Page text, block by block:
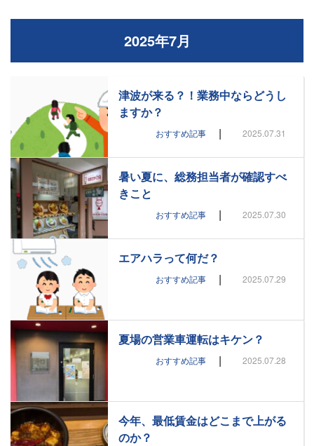
2025年7月
津波が来る？！業務中ならどうし
ますか？
おすすめ記事 | 2025.07.31
暑い夏に、総務担当者が確認すべ
きこと
おすすめ記事 | 2025.07.30
エアハラって何だ？
おすすめ記事 | 2025.07.29
夏場の営業車運転はキケン？
おすすめ記事 | 2025.07.28
今年、最低賃金はどこまで上がる
のか？